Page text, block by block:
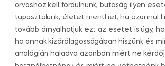
orvoshoz kell fordulnunk, butaság ilyen
tapasztalunk, életet menthet, ha azonnal
tovább árnyalhatjuk ezt az esetet is úgy,
ha annak kizárólagosságában hiszünk és
analógián haladva azonban miért ne